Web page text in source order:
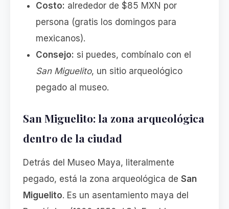
Costo: alrededor de $85 MXN por
persona (gratis los domingos para
mexicanos).
Consejo: si puedes, combínalo con el
San Miguelito, un sitio arqueológico
pegado al museo.
San Miguelito: la zona arqueológica
dentro de la ciudad
Detrás del Museo Maya, literalmente
pegado, está la zona arqueológica de San
Miguelito. Es un asentamiento maya del